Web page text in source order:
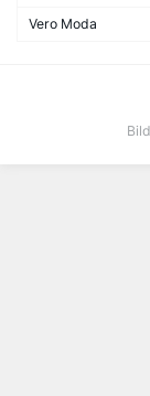
Vero Moda